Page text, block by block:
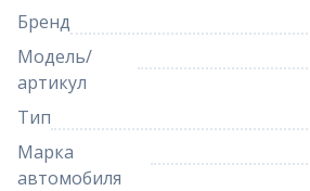
Бренд
Модель/
артикул
Тип
Марка
автомобиля